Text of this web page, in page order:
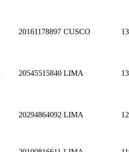
20161178897 CUSCO
20545515840 LIMA
20294864092 LIMA